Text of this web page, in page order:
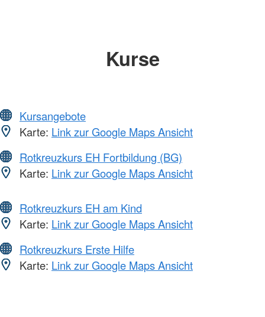
Kurse
Kursangebote
Karte: Link zur Google Maps Ansicht
Rotkreuzkurs EH Fortbildung (BG)
Karte: Link zur Google Maps Ansicht
Rotkreuzkurs EH am Kind
Karte: Link zur Google Maps Ansicht
Rotkreuzkurs Erste Hilfe
Karte: Link zur Google Maps Ansicht